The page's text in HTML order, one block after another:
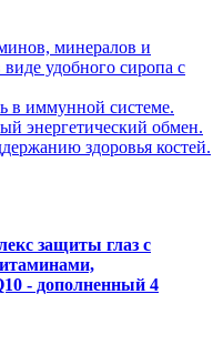
минералов и
удобного сиропа с
в иммунной системе.
энергетический обмен.
здоровья костей.
защиты глаз с
- дополненный 4